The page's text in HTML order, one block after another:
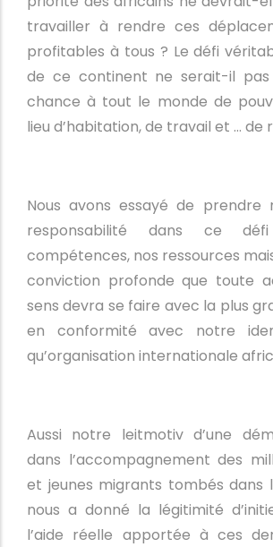
travailler à rendre ces
profitables à tous ? Le défi
de ce continent ne serait-il
chance à tout le monde de
lieu d’habitation, de travail et … de
Nous avons essayé de
responsabilité dans ce
compétences, nos ressources
conviction profonde que toute
sens devra se faire avec la plus
en conformité avec notre
qu’organisation internationale
Aussi notre leitmotiv d’une
dans l’accompagnement des
et jeunes migrants tombés dans
nous a donné la légitimité
l’aide réelle apportée à ces